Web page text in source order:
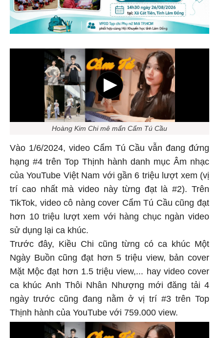
Hoàng Kim Chi mê mẩn Cẩm Tú Cầu
Vào 1/6/2024, video Cẩm Tú Cầu vẫn đang đứng
hạng #4 trên Top Thịnh hành danh mục Âm nhạc
của YouTube Việt Nam với gần 6 triệu lượt xem (vị
trí cao nhất mà video này từng đạt là #2). Trên
TikTok, video cô nàng cover Cẩm Tú Cầu cũng đạt
hơn 10 triệu lượt xem với hàng chục ngàn video
sử dụng lại ca khúc.
Trước đây, Kiều Chi cũng từng có ca khúc Một
Ngày Buồn cũng đạt hơn 5 triệu view, bản cover
Mặt Mộc đạt hơn 1.5 triệu view,... hay video cover
ca khúc Anh Thôi Nhân Nhượng mới đăng tải 4
ngày trước cũng đang nằm ở vị trí #3 trên Top
Thịnh hành của YouTube với 759.000 view.